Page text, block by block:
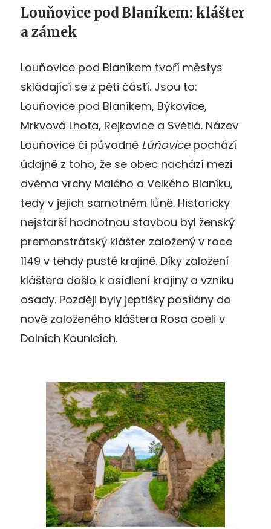
Louňovice pod Blaníkem: klášter
a zámek
Louňovice pod Blaníkem tvoří městys
skládající se z pěti částí. Jsou to:
Louňovice pod Blaníkem, Býkovice,
Mrkvová Lhota, Rejkovice a Světlá. Název
Louňovice či původně Lúňovicepochází
údajně z toho, že se obec nachází mezi
dvěma vrchy Malého a Velkého Blaníku,
tedy v jejich samotném lůně. Historicky
nejstarší hodnotnou stavbou byl ženský
premonstrátský klášter založený v roce
1149 v tehdy pusté krajině. Díky založení
kláštera došlo k osídlení krajiny a vzniku
osady. Později byly jeptišky posílány do
nově založeného kláštera Rosa coeli v
Dolních Kounicích.